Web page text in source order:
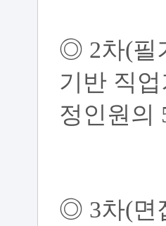
◎ 2차(필
기반 직
정인원의
◎ 3차(면